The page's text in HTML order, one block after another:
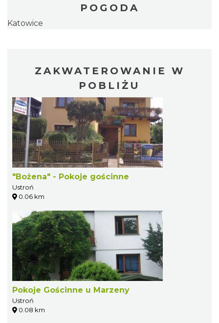
POGODA
Katowice
ZAKWATEROWANIE W
POBLIŻU
"Bożena" - Pokoje gościnne
Ustroń
0.06 km
Pokoje Gościnne u Marzeny
Ustroń
0.08 km